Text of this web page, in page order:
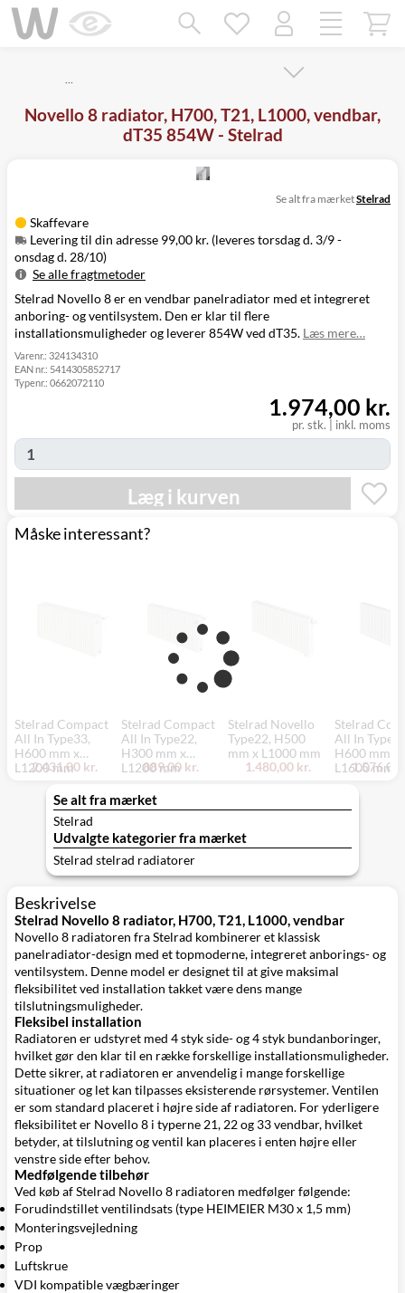
…
Novello 8 radiator, H700, T21, L1000, vendbar,
dT35 854W - Stelrad
Skaffevare
Levering til din adresse 99,00 kr. (leveres torsdag d. 3/9 -
onsdag d. 28/10)
Se alle fragtmetoder
Metode
Pris
Leveres
Levering til
din adresse
99,00 kr.
Torsdag d. 3/9 -
onsdag d. 28/10
Click&Collect
i Svenstrup
(9230)
Se alt fra mærketStelrad
Stelrad Novello 8 er en vendbar panelradiator med et integreret
anboring- og ventilsystem. Den er klar til flere
installationsmuligheder og leverer 854W ved dT35. Læs mere…
Varenr.: 324134310
EAN nr.: 5414305852717
Typenr.: 0662072110
pr. stk. inkl. moms
1.974,00 kr.
Læg i kurven
Måske interessant?
Stelrad Compact
All In Type33,
H600 mm x
L1200 mm
2.431,00 kr.
Stelrad Compact
All In Type22,
H300 mm x
L1200 mm
889,00 kr.
Stelrad Novello
Type22, H500
mm x L1000 mm
1.480,00 kr.
Stelrad
All In
H600 mm x
L1600 mm
1.576,00
Se alt fra mærket
Stelrad
Udvalgte kategorier fra mærket
Stelrad stelrad radiatorer
Beskrivelse
Stelrad Novello 8 radiator, H700, T21, L1000, vendbar
Novello 8 radiatoren fra Stelrad kombinerer et klassisk
panelradiator-design med et topmoderne, integreret anborings- og
ventilsystem. Denne model er designet til at give maksimal
fleksibilitet ved installation takket være dens mange
tilslutningsmuligheder.
Fleksibel installation
Radiatoren er udstyret med 4 styk side- og 4 styk bundanboringer,
hvilket gør den klar til en række forskellige installationsmuligheder.
Dette sikrer, at radiatoren er anvendelig i mange forskellige
situationer og let kan tilpasses eksisterende rørsystemer. Ventilen
er som standard placeret i højre side af radiatoren. For yderligere
fleksibilitet er Novello 8 i typerne 21, 22 og 33 vendbar, hvilket
betyder, at tilslutning og ventil kan placeres i enten højre eller
venstre side efter behov.
Medfølgende tilbehør
Ved køb af Stelrad Novello 8 radiatoren medfølger følgende:
Forudindstillet ventilindsats (type HEIMEIER M30 x 1,5 mm)
Monteringsvejledning
Prop
Luftskrue
VDI kompatible vægbæringer
Mangler chatten?
Ret samtykke!